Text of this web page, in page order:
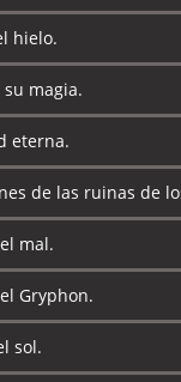
hielo.
magia.
eterna.
de las ruinas de
mal.
Gryphon.
sol.